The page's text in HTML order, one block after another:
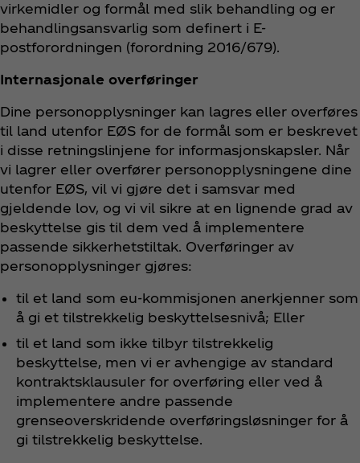
virkemidler og formål med slik behandling og er
behandlingsansvarlig som definert i E-
postforordningen (forordning 2016/679).
Internasjonale overføringer
Dine personopplysninger kan lagres eller overføres
til land utenfor EØS for de formål som er beskrevet
i disse retningslinjene for informasjonskapsler. Når
vi lagrer eller overfører personopplysningene dine
utenfor EØS, vil vi gjøre det i samsvar med
gjeldende lov, og vi vil sikre at en lignende grad av
beskyttelse gis til dem ved å implementere
passende sikkerhetstiltak. Overføringer av
personopplysninger gjøres:
til et land som eu-kommisjonen anerkjenner som
å gi et tilstrekkelig beskyttelsesnivå; Eller
til et land som ikke tilbyr tilstrekkelig
beskyttelse, men vi er avhengige av standard
kontraktsklausuler for overføring eller ved å
implementere andre passende
grenseoverskridende overføringsløsninger for å
gi tilstrekkelig beskyttelse.